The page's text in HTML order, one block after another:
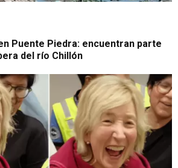
Puente Piedra: encuentran parte
del río Chillón